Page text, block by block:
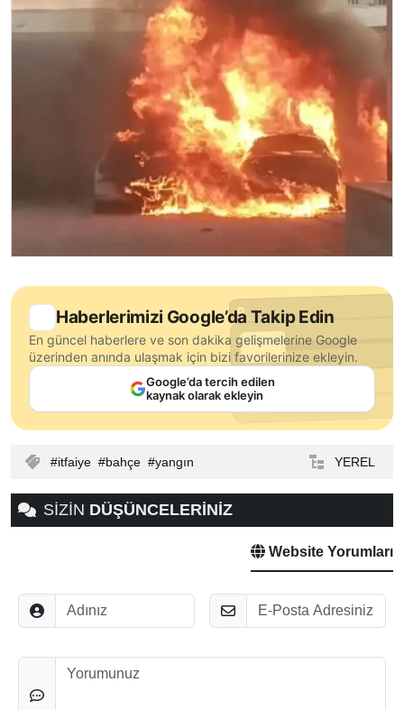
Haberlerimizi Google’da Takip Edin
En güncel haberlere ve son dakika gelişmelerine Google
üzerinden anında ulaşmak için bizi favorilerinize ekleyin.
Google’da tercih edilen
kaynak olarak ekleyin
itfaiye bahçe yangın YEREL
SİZİN DÜŞÜNCELERİNİZ
Website Yorumları
Adınız E-Posta
Düşünceleriniz